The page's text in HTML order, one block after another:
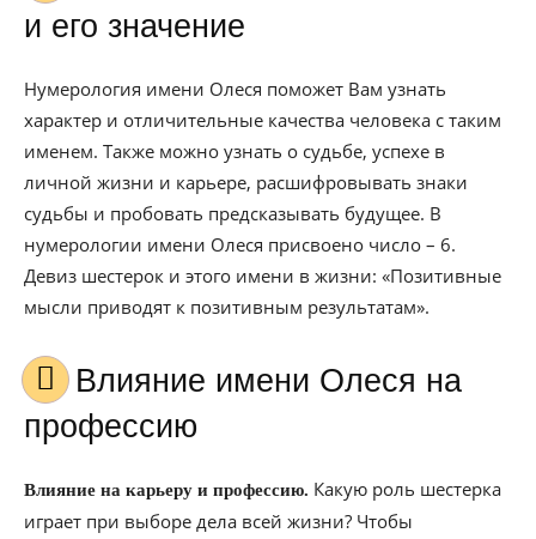
и его значение
Нумерология имени Олеся поможет Вам узнать
характер и отличительные качества человека с таким
именем. Также можно узнать о судьбе, успехе в
личной жизни и карьере, расшифровывать знаки
судьбы и пробовать предсказывать будущее. В
нумерологии имени Олеся присвоено число – 6.
Девиз шестерок и этого имени в жизни: «Позитивные
мысли приводят к позитивным результатам».
Влияние имени Олеся на
профессию
Влияние на карьеру и профессию. Какую роль шестерка
играет при выборе дела всей жизни? Чтобы